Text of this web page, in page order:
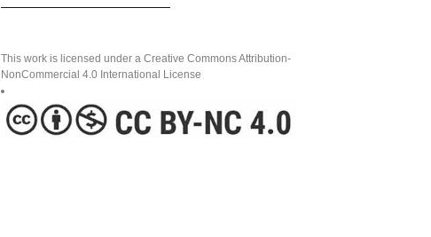
This work is licensed under a Creative Commons Attribution-
NonCommercial 4.0 International License